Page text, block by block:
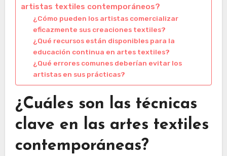
artistas textiles contemporáneos?
¿Cómo pueden los artistas comercializar
eficazmente sus creaciones textiles?
¿Qué recursos están disponibles para la
educación continua en artes textiles?
¿Qué errores comunes deberían evitar los
artistas en sus prácticas?
¿Cuáles son las técnicas
clave en las artes textiles
contemporáneas?